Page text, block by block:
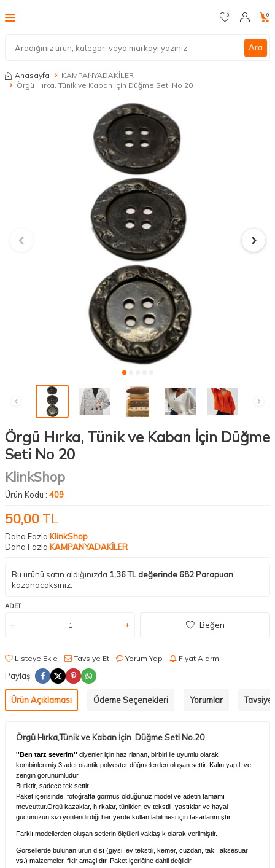
Ara
0 0
Anasayfa
KAMPANYADAKİLER
Örgü Hırka, Tünik ve Kaban İçin Düğme Seti No 20
Örgü Hırka, Tünik ve Kaban İçin Düğme
Seti No 20
KlinkShop
Ürün Kodu : 409
50,00 TL
Daha Fazla KlinkShop
Daha Fazla KAMPANYADAKİLER
Bu ürünü satın aldığınızda 1,36TL değerinde 682Parapuan
kazanacaksınız.
ADET
Beğen
Listeye Ekle Tavsiye Et Yorum Yap Fiyat Alarmı
Paylaş
Ürün Açıklaması Ödeme Seçenekleri Yorumlar Tavsiye
Örgü Hırka,Tünik ve Kaban İçin Düğme Seti No.20
''Ben tarz severim'' diyenler için hazırlanan, birbiri ile uyumlu olarak
kombinlenmiş 3 adet otantik polyester düğmelerden oluşan settir. Kalın yapılı ve
zengin görünümlüdür.
Butiktir, sadece tek settir.
Paket içerisinde, fotoğrafta görmüş olduğunuz model ve adetin tamamı
mevcuttur.Örgü kazaklar, hırkalar, tünikler, ev tekstili, yastıklar ve hayal
gücünüzün sizi yönlendirdiği her yerde kullanılabilmesi için tasarlanmıştır.
Farklı modellerden oluşan setlerin ölçüleri yaklaşık olarak verilmiştir.
Görsellerde bulunan ürün dışı (giysi, ev tekstili, kemer, cüzdan, takı, aksesuar
vs.) malzemeler, fikir amaçlıdır. Paket içeriğine dahil değildir.